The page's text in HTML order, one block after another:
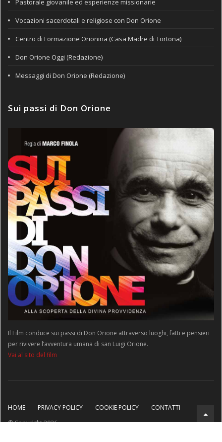
Pastorale giovanile ed esperienze missionarie
Vocazioni sacerdotali e religiose con Don Orione
Centro di Formazione Orionina (Casa Madre di Tortona)
Don Orione Oggi (Redazione)
Messaggi di Don Orione (Redazione)
Sui passi di Don Orione
Il Film conduce sui passi di Don Orione attraverso luoghi, fatti e pensieri
per rivivere l’avventura umana di san Luigi Orione.
Vai al sito del film
HOME PRIVACY POLICY COOKIE POLICY
CONTATTI
© Copyright 2026